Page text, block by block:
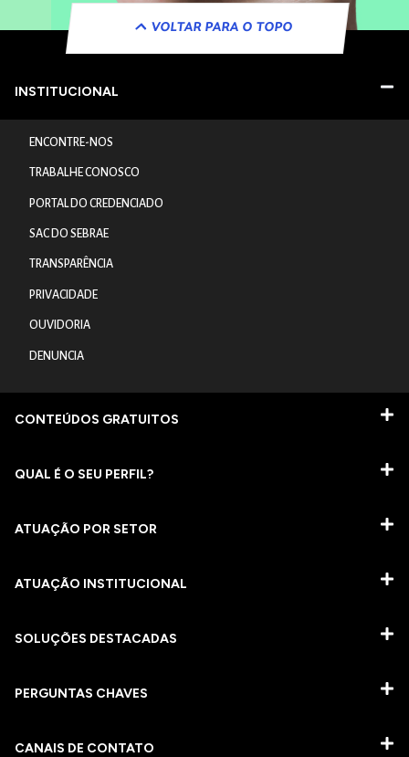
VOLTAR PARA O TOPO
INSTITUCIONAL
ENCONTRE-NOS
TRABALHE CONOSCO
PORTAL DO CREDENCIADO
SAC DO SEBRAE
TRANSPARÊNCIA
PRIVACIDADE
OUVIDORIA
DENUNCIA
CONTEÚDOS GRATUITOS
QUAL É O SEU PERFIL?
ATUAÇÃO POR SETOR
ATUAÇÃO INSTITUCIONAL
SOLUÇÕES DESTACADAS
PERGUNTAS CHAVES​
CANAIS DE CONTATO